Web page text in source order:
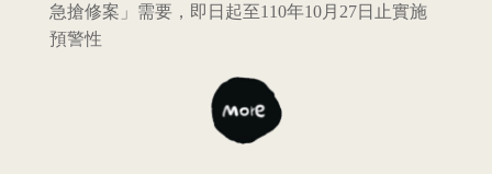
急搶修案」需要，即日起至110年10月27日止實施
預警性